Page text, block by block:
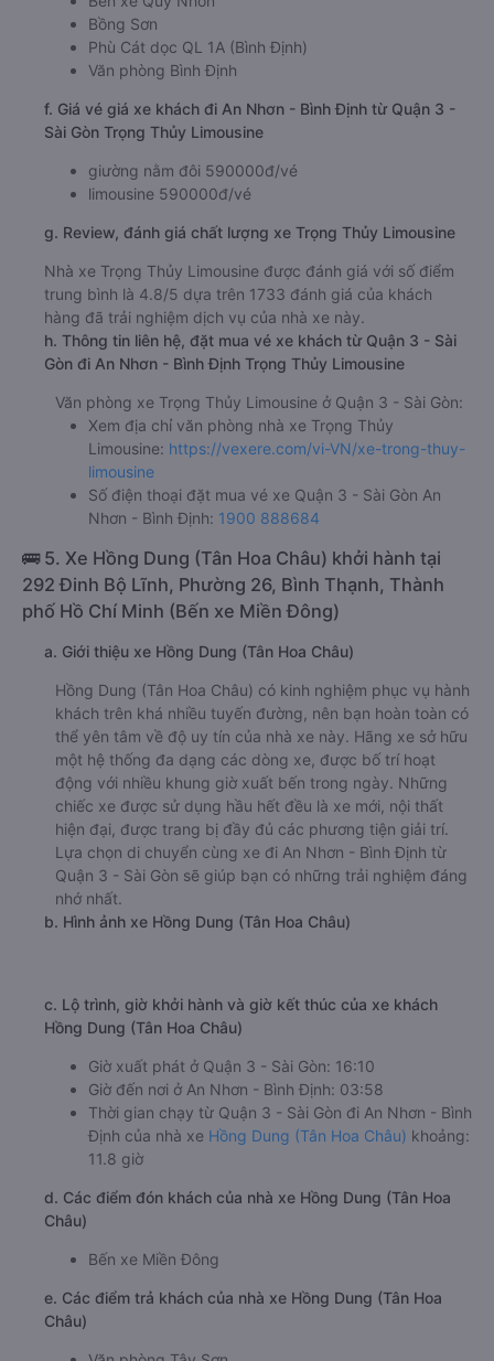
Bồng Sơn
Phù Cát dọc QL 1A (Bình Định)
Văn phòng Bình Định
f. Giá vé giá xe khách đi An Nhơn - Bình Định từ Quận 3 -
Sài Gòn Trọng Thủy Limousine
giường nằm đôi 590000đ/vé
limousine 590000đ/vé
g. Review, đánh giá chất lượng xe Trọng Thủy Limousine
Nhà xe Trọng Thủy Limousine được đánh giá với số điểm
trung bình là 4.8/5 dựa trên 1733 đánh giá của khách
hàng đã trải nghiệm dịch vụ của nhà xe này.
h. Thông tin liên hệ, đặt mua vé xe khách từ Quận 3 - Sài
Gòn đi An Nhơn - Bình Định Trọng Thủy Limousine
Văn phòng xe Trọng Thủy Limousine ở Quận 3 - Sài Gòn:
Xem địa chỉ văn phòng nhà xe Trọng Thủy
Limousine: https://vexere.com/vi-VN/xe-trong-thuy-
limousine
Số điện thoại đặt mua vé xe Quận 3 - Sài Gòn An
Nhơn - Bình Định: 1900 888684
🚌 5. Xe Hồng Dung (Tân Hoa Châu) khởi hành tại
292 Đinh Bộ Lĩnh, Phường 26, Bình Thạnh, Thành
phố Hồ Chí Minh (Bến xe Miền Đông)
a. Giới thiệu xe Hồng Dung (Tân Hoa Châu)
Hồng Dung (Tân Hoa Châu) có kinh nghiệm phục vụ hành
khách trên khá nhiều tuyến đường, nên bạn hoàn toàn có
thể yên tâm về độ uy tín của nhà xe này. Hãng xe sở hữu
một hệ thống đa dạng các dòng xe, được bố trí hoạt
động với nhiều khung giờ xuất bến trong ngày. Những
chiếc xe được sử dụng hầu hết đều là xe mới, nội thất
hiện đại, được trang bị đầy đủ các phương tiện giải trí.
Lựa chọn di chuyển cùng xe đi An Nhơn - Bình Định từ
Quận 3 - Sài Gòn sẽ giúp bạn có những trải nghiệm đáng
nhớ nhất.
b. Hình ảnh xe Hồng Dung (Tân Hoa Châu)
c. Lộ trình, giờ khởi hành và giờ kết thúc của xe khách
Hồng Dung (Tân Hoa Châu)
Giờ xuất phát ở Quận 3 - Sài Gòn: 16:10
Giờ đến nơi ở An Nhơn - Bình Định: 03:58
Thời gian chạy từ Quận 3 - Sài Gòn đi An Nhơn - Bình
Định của nhà xe Hồng Dung (Tân Hoa Châu) khoảng:
11.8 giờ
d. Các điểm đón khách của nhà xe Hồng Dung (Tân Hoa
Châu)
Bến xe Miền Đông
e. Các điểm trả khách của nhà xe Hồng Dung (Tân Hoa
Châu)